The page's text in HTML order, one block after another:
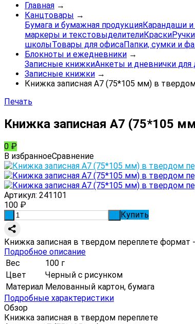
Главная →
Канцтовары →
Бумага и бумажная продукцияКарандаши и
маркеры и текстовыделителиКраскиРучки
школыТовары для офисаПапки, сумки и
Блокноты и ежедневники →
Записные книжкиАнкеты и дневнички для
Записные книжки →
Книжка записная А7 (75*105 мм) в
Печать
Книжка записная А7 (75*105
0 ₽
В избранноеСравнение
Артикул: 241101
100 ₽
Купить
Книжка записная в твердом переплете
Подробное описание
Вес
100 г
Цвет
Черный с рисунком
Материал Мелованный картон, бумага
Подробные характеристики
Обзор
Книжка записная в твердом переплете